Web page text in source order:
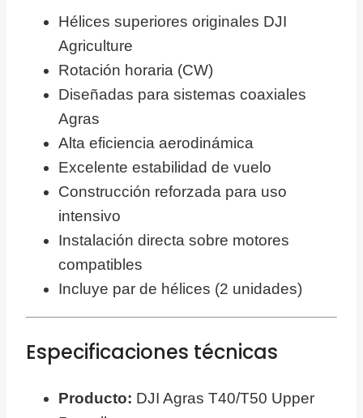
Hélices superiores originales DJI
Agriculture
Rotación horaria (CW)
Diseñadas para sistemas coaxiales
Agras
Alta eficiencia aerodinámica
Excelente estabilidad de vuelo
Construcción reforzada para uso
intensivo
Instalación directa sobre motores
compatibles
Incluye par de hélices (2 unidades)
Especificaciones técnicas
Producto: DJI Agras T40/T50 Upper